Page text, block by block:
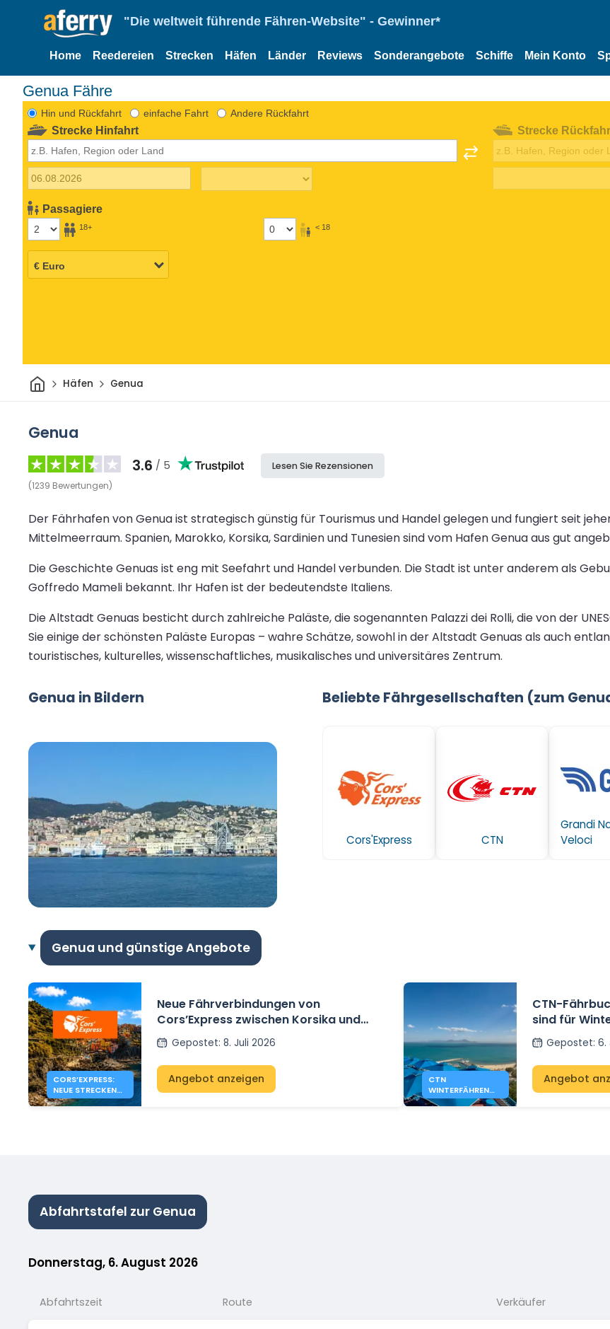
"Die weltweit führende Fähren-Website" - Gewinner*
Home Reedereien Strecken Häfen Länder Reviews Sonderangebote Schiffe Mein Konto
Genua Fähre
Hin und Rückfahrt einfache Fahrt Andere Rückfahrt
Strecke Hinfahrt
Passagiere
18+ < 18
Strecke
HeimHäfen Genua
Genua
3.6 / 5
(1239 Bewertungen)
Lesen Sie Rezensionen
Der Fährhafen von Genua ist strategisch günstig für Tourismus und Handel gelegen und fungiert seit
Mittelmeerraum. Spanien, Marokko, Korsika, Sardinien und Tunesien sind vom Hafen Genua aus gut
Die Geschichte Genuas ist eng mit Seefahrt und Handel verbunden. Die Stadt ist unter anderem als
Goffredo Mameli bekannt. Ihr Hafen ist der bedeutendste Italiens.
Die Altstadt Genuas besticht durch zahlreiche Paläste, die sogenannten Palazzi dei Rolli, die von der
Sie einige der schönsten Paläste Europas – wahre Schätze, sowohl in der Altstadt Genuas als auch
touristisches, kulturelles, wissenschaftliches, musikalisches und universitäres Zentrum.
Genua in Bildern Beliebte Fährgesellschaften (zum
Cors'Express CTN
Grandi
Veloci
Genua und günstige Angebote
CORS’EXPRESS:
NEUE STRECKEN
ZWISCHEN
Neue Fährverbindungen von
Cors’Express zwischen Korsika und
ItalienGepostet: 8. Juli 2026
Angebot anzeigen
CTN
WINTERFÄHREN
NACH TUNESIEN
CTN-
sind für
und Genua
Gepostet:6.
Angebot
Abfahrtstafel zur Genua
Donnerstag, 6. August 2026
Abfahrtszeit Route Verkäufer